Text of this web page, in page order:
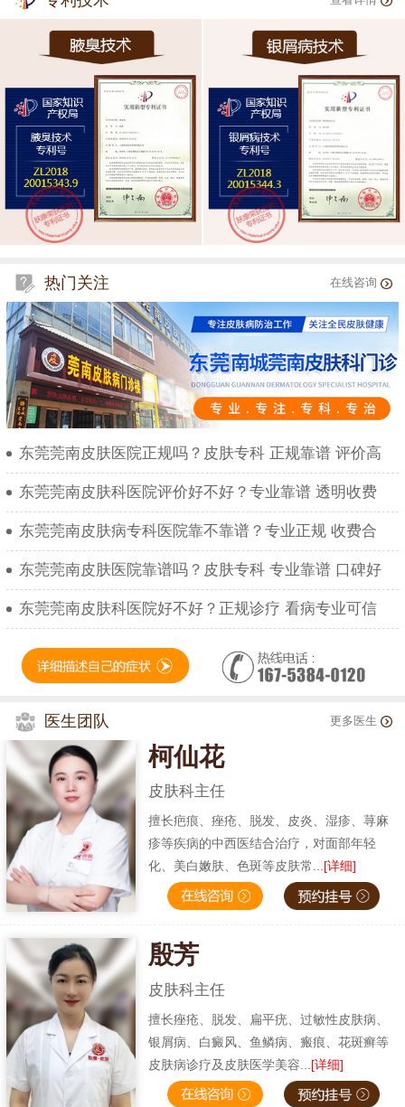
热门关注 在线咨询
东莞莞南皮肤医院正规吗？皮肤专科 正规靠谱 评价高
东莞莞南皮肤科医院评价好不好？专业靠谱 透明收费
东莞莞南皮肤病专科医院靠不靠谱？专业正规 收费合
东莞莞南皮肤医院靠谱吗？皮肤专科 专业靠谱 口碑好
东莞莞南皮肤科医院好不好？正规诊疗 看病专业可信
医生团队 更多医生
柯仙花
皮肤科主任
擅长疤痕、痤疮、脱发、皮炎、湿疹、荨麻
疹等疾病的中西医结合治疗，对面部年轻
化、美白嫩肤、色斑等皮肤常... [详细]
殷芳
皮肤科主任
擅长痤疮、脱发、扁平疣、过敏性皮肤病、
银屑病、白癜风、鱼鳞病、瘢痕、花斑癣等
皮肤病诊疗及皮肤医学美容... [详细]